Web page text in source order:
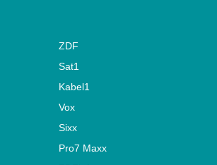
ZDF
Sat1
Kabel1
Vox
Sixx
Pro7 Maxx